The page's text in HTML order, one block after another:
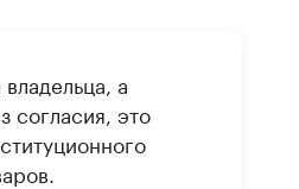
а
согласия, это